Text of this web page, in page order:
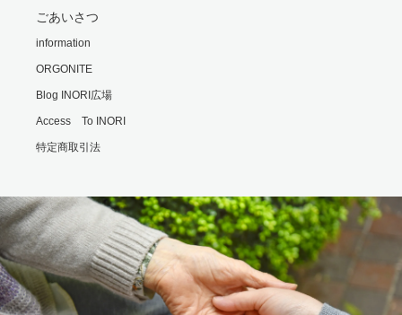
RSS FEED
SHARE
EMBED
モリオンは明智小五郎
勘違いの霊
Feb 25, 2020 • 6:00
ごあいさつ
information
ORGONITE
Blog INORI広場
Access To INORI
特定商取引法